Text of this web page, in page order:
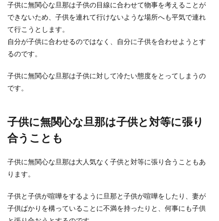
ライラする原因と対処法
ょうか。まだ...
子供に無関心な旦那は子供の目線に合わせて物事を考えることが
できないため、子供を連れて行けないような場所へも平気で連れ
て行こうとします。
自分が子供に合わせるのではなく、自分に子供を合わせようとす
るのです。
子供に無関心な旦那は子供に対して冷たい態度をとってしまうの
です。
子供に無関心な旦那は子供と対等に張り
合うことも
子供に無関心な旦那は大人気なく子供と対等に張り合うこともあ
ります。
子供と子供が喧嘩をするように旦那と子供が喧嘩をしたり、妻が
子供ばかりを構っていることに不満を持ったりと、何事にも子供